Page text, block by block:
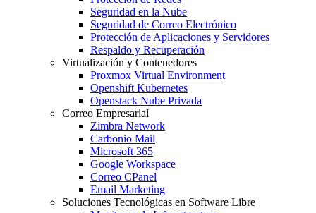
Seguridad en la Nube
Seguridad de Correo Electrónico
Protección de Aplicaciones y Servidores
Respaldo y Recuperación
Virtualización y Contenedores
Proxmox Virtual Environment
Openshift Kubernetes
Openstack Nube Privada
Correo Empresarial
Zimbra Network
Carbonio Mail
Microsoft 365
Google Workspace
Correo CPanel
Email Marketing
Soluciones Tecnológicas en Software Libre